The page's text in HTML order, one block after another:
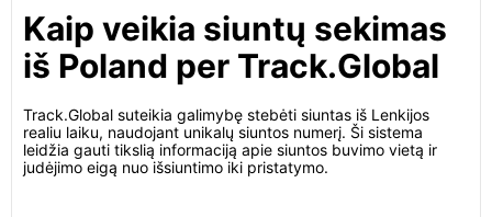
Kaip veikia siuntų sekimas
iš Poland per Track.Global
Track.Global suteikia galimybę stebėti siuntas iš Lenkijos
realiu laiku, naudojant unikalų siuntos numerį. Ši sistema
leidžia gauti tikslią informaciją apie siuntos buvimo vietą ir
judėjimo eigą nuo išsiuntimo iki pristatymo.